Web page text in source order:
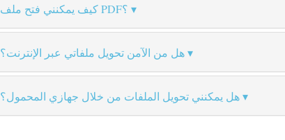
كيف يمكنني فتح ملف PDF؟
هل من الآمن تحويل ملفاتي عبر الإنترنت؟
هل يمكنني تحويل الملفات من خلال جهازي المحمول؟